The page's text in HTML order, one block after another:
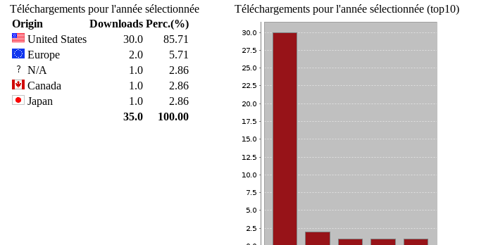
Téléchargements pour l'année sélectionnée
Origin
Downloads Perc.(%)
United States
30.0
85.71
Europe
2.0
5.71
N/A
1.0
2.86
Canada
1.0
2.86
Japan
1.0
2.86
35.0
100.00
Téléchargements pour l'année sélectionnée (top10)